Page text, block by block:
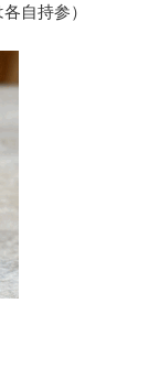
自持参）